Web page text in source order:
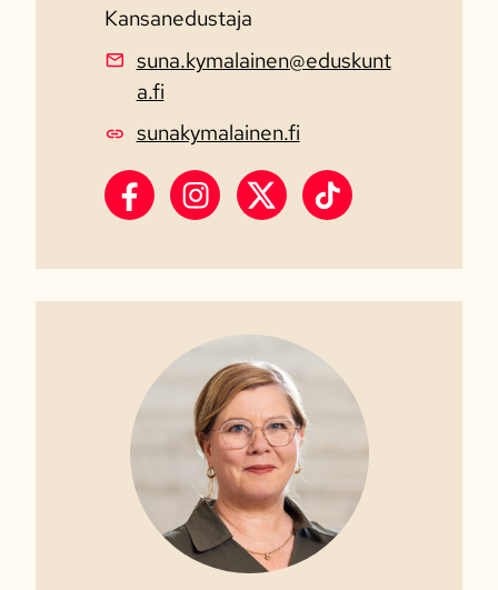
Kansanedustaja
suna.kymalainen@eduskunt
a.fi
sunakymalainen.fi
Suna Kymäläinen Facebook
Suna Kymäläinen Instagram
Suna Kymäläinen X
Suna Kymäläinen